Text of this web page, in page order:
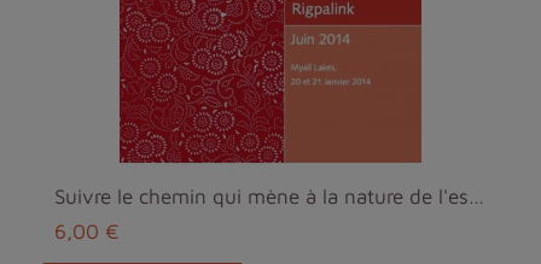
Suivre le chemin qui mène à la nature de l'esprit MP3
6,00 €